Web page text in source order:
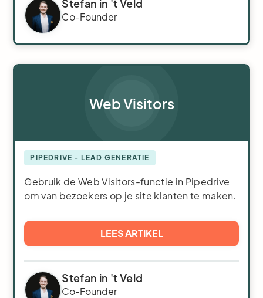
Stefan in 't Veld
Co-Founder
Web Visitors
PIPEDRIVE - LEAD GENERATIE
Gebruik de Web Visitors-functie in Pipedrive
om van bezoekers op je site klanten te maken.
LEES ARTIKEL
Stefan in 't Veld
Co-Founder